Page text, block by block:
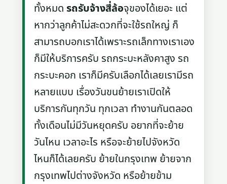
ทั้งหมดรถรับจ้างสี่ล้อจุของได้เยอะ แต่
หากว่าลูกค้าไม่สะดวกที่จะใช้รถใหญ่ ก็
สามารถบอกเราได้เพราะรถเล็กทางเราเอง
ก็มีให้บริการครับ รถกระบะหลังคาสูง รถ
กระบะคอก เราก็มีครับเลือกได้เลยเรามีรถ
หลายแบบ เรื่องวันขนย้ายเราเปิดให้
บริการกันทุกวัน ทุกเวลา ทำงานกันตลอด
ทั้งเดือนไม่มีวันหยุดครับ อยากที่จะย้าย
วันไหน เวลาอะไร หรือจะย้ายไปจังหวัด
ไหนก็ได้เลยครับ ย้ายในกรุงเทพ ย้ายจาก
กรุงเทพไปต่างจังหวัด หรือย้ายข้าม